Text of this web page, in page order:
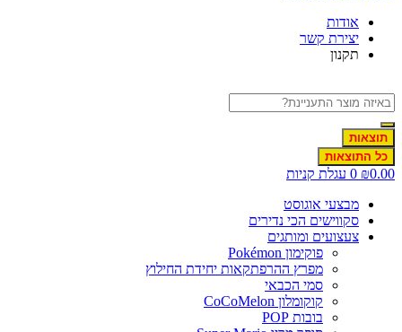
אודות
יצירת קשר
תקנון
תוצאות
כל התוצאות
₪
0 עגלת קניות
מבצעי אוגוסט
סקווישים הכי נדירים
צעצועים ומותגים
פוקימון Pokémon
מפרץ ההרפתקאות יחידת החילוץ
סמי הכבאי
קוקומלון CoCoMelon
בובות POP